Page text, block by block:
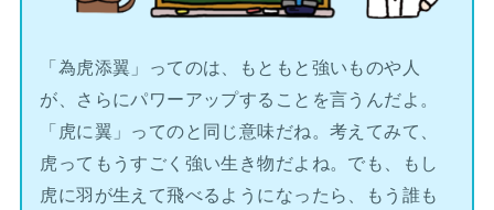
「為虎添翼」ってのは、もともと強いものや人
が、さらにパワーアップすることを言うんだよ。
「虎に翼」ってのと同じ意味だね。考えてみて、
虎ってもうすごく強い生き物だよね。でも、もし
虎に羽が生えて飛べるようになったら、もう誰も